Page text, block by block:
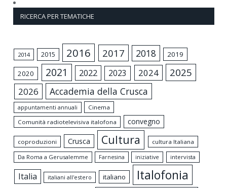
RICERCA PER TEMATICHE
2014 2015 2016 2017 2018 2019
2020 2021 2022 2023 2024 2025
2026 Accademia della Crusca
appuntamenti annuali
Cinema
Comunità radiotelevisiva italofona
convegno
coproduzioni Crusca Cultura
cultura Italiana
Da Roma a Gerusalemme
Farnesina iniziative intervista
Italia italiani all'estero italiano Italofonia